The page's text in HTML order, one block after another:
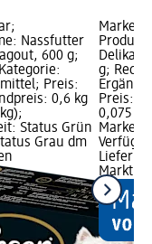
Nassfutter
600 g;
Preis:
0,6 kg
Status Grün
Grau dm
Marke:
g;
Preis:
0,075 kg
Marke
Markt